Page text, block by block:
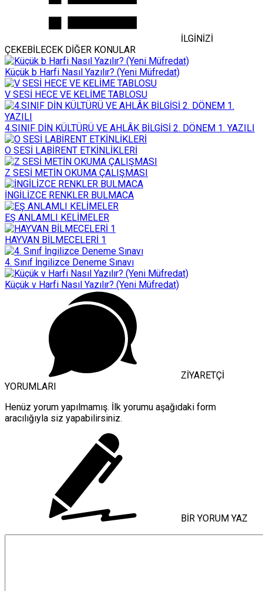
İLGİNİZİ
ÇEKEBİLECEK DİĞER KONULAR
Küçük b Harfi Nasıl Yazılır? (Yeni Müfredat)
V SESİ HECE VE KELİME TABLOSU
4.SINIF DİN KÜLTÜRÜ VE AHLÂK BİLGİSİ 2. DÖNEM 1. YAZILI
O SESİ LABİRENT ETKİNLİKLERİ
Z SESİ METİN OKUMA ÇALIŞMASI
İNGİLİZCE RENKLER BULMACA
EŞ ANLAMLI KELİMELER
HAYVAN BİLMECELERİ 1
4. Sınıf İngilizce Deneme Sınavı
Küçük v Harfi Nasıl Yazılır? (Yeni Müfredat)
ZİYARETÇİ
YORUMLARI
Henüz yorum yapılmamış. İlk yorumu aşağıdaki form
aracılığıyla siz yapabilirsiniz.
BİR YORUM YAZ